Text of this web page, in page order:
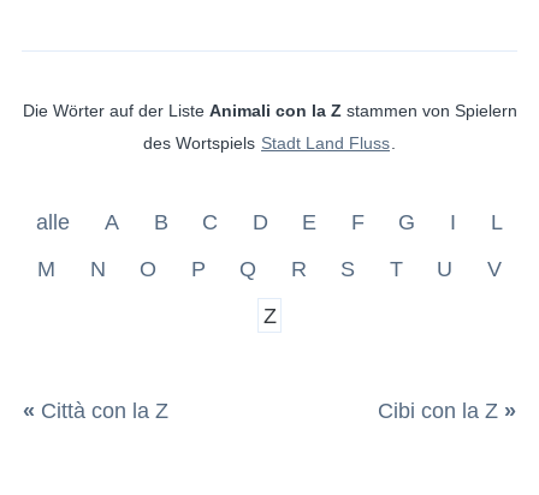
Die Wörter auf der Liste Animali con la Z stammen von Spielern
des Wortspiels Stadt Land Fluss
alle A B C D E F G I
L
M
N O P Q R S T U
V
Z
« Città con la Z Cibi con la Z »